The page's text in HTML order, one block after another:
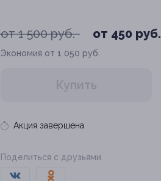
от 1 500 руб. от 450 руб.
Экономия от 1 050 руб.
Купить
Акция завершена
Поделиться с друзьями